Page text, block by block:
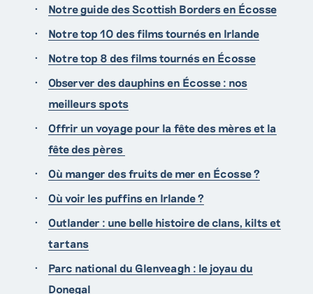
Notre guide des Scottish Borders en Écosse
Notre top 10 des films tournés en Irlande
Notre top 8 des films tournés en Écosse
Observer des dauphins en Écosse : nos
meilleurs spots
Offrir un voyage pour la fête des mères et la
fête des pères
Où manger des fruits de mer en Écosse ?
Où voir les puffins en Irlande ?
Outlander : une belle histoire de clans, kilts et
tartans
Parc national du Glenveagh : le joyau du
Donegal